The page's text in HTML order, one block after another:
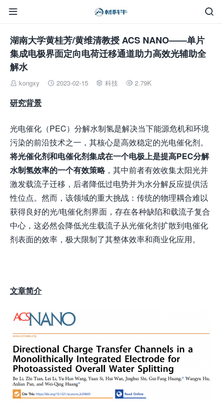


湖南大学黄桂芳/黄维清教授 ACS NANO——单片
集成电极界面定向电荷迁移通道助力高效光辅助全
解水
 kongxy  2023-02-15  科技  2.79K
研究背景
光电催化（PEC）分解水制氢是解决当下能源危机和环境
污染的前沿技术之一，其核心是高效稳定的光电催化剂。
将光催化剂和电催化剂集成在一个电极上是提高PEC分解
水制氢效率的一个有效策略，其中前者有效收集太阳光并
激发载流子迁移，后者降低过电势并为水分解反应提供活
性位点。然而，该领域的重大挑战：传统的物理耦合难以
获得良好的光/电催化剂界面，存在各种缺陷和载流子复合
中心，这必然会降低光生载流子从光催化剂扩散到电催化
剂表面的效率，极大限制了其整体效率和商业化应用。
文章简介